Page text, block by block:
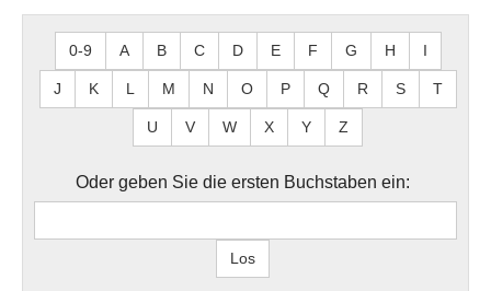
0-9 A B C D E F G H I
J K L M N O P Q R S T
U V W X Y Z
Oder geben Sie die ersten Buchstaben ein: